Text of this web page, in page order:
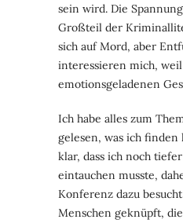
sein wird. Die
Großteil der
sich auf Mord, aber
interessieren mich,
emotionsgeladenen
Ich habe alles zum
gelesen, was ich
klar, dass ich noch
eintauchen musste,
Konferenz dazu
Menschen geknüpft,